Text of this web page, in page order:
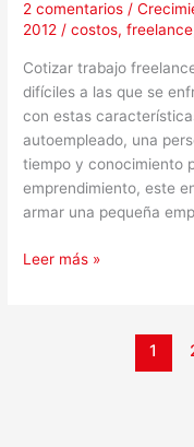
2 comentarios /
2012/costos,freelance
Cotizar trabajo
difíciles a las que se
con estas
autoempleado, una
tiempo y conocimiento
emprendimiento, este
armar una pequeña
freelance.
Leer más »
1